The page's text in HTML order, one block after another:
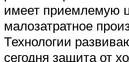
имеет приемлемую
малозатратное
Технологии
сегодня защита от